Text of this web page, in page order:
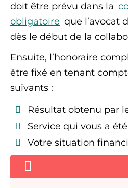
doit être prévu dans la
obligatoire que l’avocat
dès le début de la
Ensuite, l’honoraire
être fixé en tenant
suivants :
Résultat obtenu par
Service qui vous a
Votre situation